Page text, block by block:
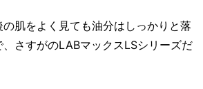
肌をよく見ても油分はしっかりと落
さすがのLABマックスLSシリーズだ